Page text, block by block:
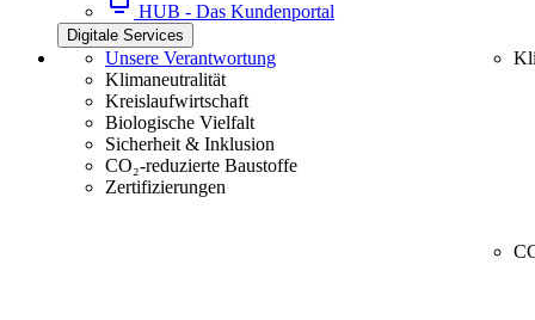
HUB - Das Kundenportal
Digitale Services
Unsere Verantwortung
Klimaneutralität
Kreislaufwirtschaft
Biologische Vielfalt
Sicherheit & Inklusion
CO₂-reduzierte Baustoffe
Zertifizierungen